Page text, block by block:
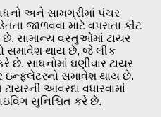
અને સામગ્રીમાં પંચર
જાળવવા માટે વપરાતા કીટ
સામાન્ય વસ્તુઓમાં ટાયર
સમાવેશ થાય છે, જે લીક
છે. સાધનોમાં ઘણીવાર ટાયર
ઇન્ફ્લેટરનો સમાવેશ થાય છે.
આવરદા વધારવામાં
સુનિશ્ચિત કરે છે.